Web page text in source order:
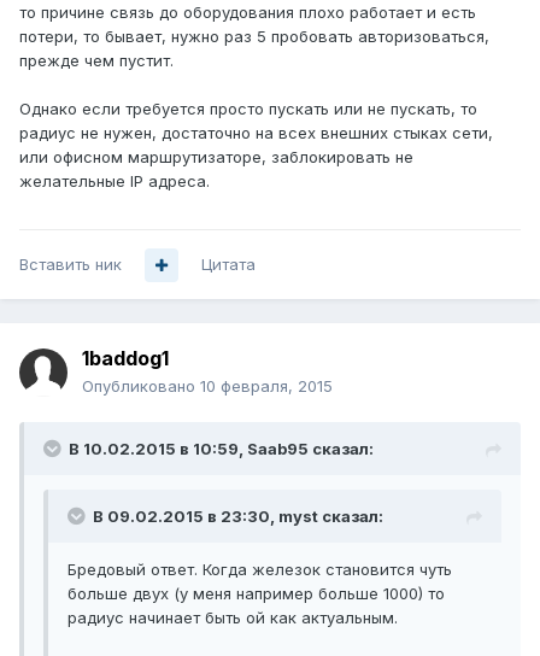
то причине связь до оборудования плохо работает и есть
потери, то бывает, нужно раз 5 пробовать авторизоваться,
прежде чем пустит.
Однако если требуется просто пускать или не пускать, то
радиус не нужен, достаточно на всех внешних стыках сети,
или офисном маршрутизаторе, заблокировать не
желательные IP адреса.
Вставить ник Цитата
1baddog1
Опубликовано 10 февраля, 2015
В 10.02.2015 в 10:59, Saab95 сказал:
В 09.02.2015 в 23:30, myst сказал:
Бредовый ответ. Когда железок становится чуть
больше двух (у меня например больше 1000) то
радиус начинает быть ой как актуальным.